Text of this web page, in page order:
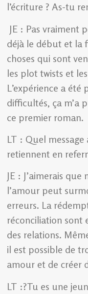
l’écriture ? As-tu
JE : Pas vraiment
déjà le début et la
choses qui sont
les plot twists et
L’expérience a
difficultés, ça m’a
ce premier roman.
LT : Quel
retiennent en
JE : J’aimerais
l’amour peut
erreurs. La
réconciliation sont
des relations.
il est possible de
amour et de créer
LT :?Tu es une